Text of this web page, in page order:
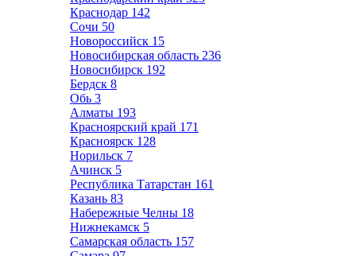
Краснодар 142
Сочи 50
Новороссийск 15
Новосибирская область 236
Новосибирск 192
Бердск 8
Обь 3
Алматы 193
Красноярский край 171
Красноярск 128
Норильск 7
Ачинск 5
Республика Татарстан 161
Казань 83
Набережные Челны 18
Нижнекамск 5
Самарская область 157